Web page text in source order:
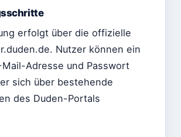
erfolgt über die offizielle
Nutzer können ein
Adresse und Passwort
sich über bestehende
des Duden-Portals